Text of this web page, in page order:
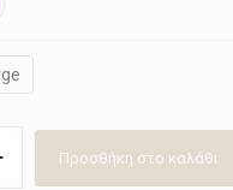
Προσθήκη στο καλάθι